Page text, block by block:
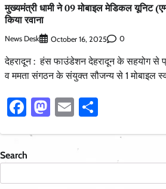
मुख्यमंत्री धामी ने 09 मोबाइल मेडिकल यूनिट
किया रवाना
News Desk October 16, 2025 0
देहरादून : हंस फाउंडेशन देहरादून के सहयोग से
व ममता संगठन के संयुक्त सौजन्य से 1 मोबाइल
Facebook
Mastodon
Email
Search